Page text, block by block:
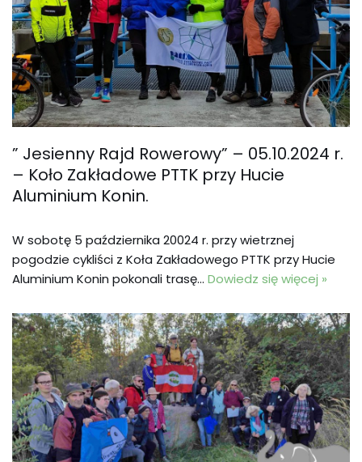
” Jesienny Rajd Rowerowy” – 05.10.2024 r.
– Koło Zakładowe PTTK przy Hucie
Aluminium Konin.
W sobotę 5 października 20024 r. przy wietrznej
pogodzie cykliści z Koła Zakładowego PTTK przy Hucie
Aluminium Konin pokonali trasę… Dowiedz się więcej »